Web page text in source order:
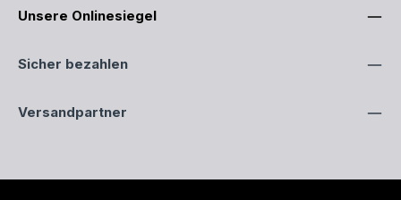
Unsere Onlinesiegel
Sicher bezahlen
Versandpartner